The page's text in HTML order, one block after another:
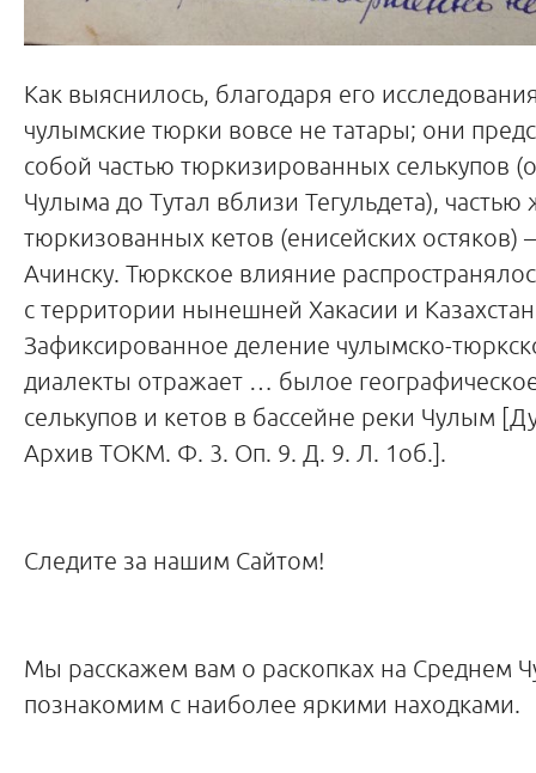
Как выяснилось, благодаря его
чулымские тюрки вовсе не татары; они
собой частью тюркизированных селькупов
Чулыма до Тутал вблизи Тегульдета), частью
тюркизованных кетов (енисейских остяков)
Ачинску. Тюркское влияние
с территории нынешней Хакасии и
Зафиксированное деление чулымско-
диалекты отражает … былое
селькупов и кетов в бассейне реки Чулым
Архив ТОКМ. Ф. 3. Оп. 9. Д. 9. Л. 1об.].
Следите за нашим Сайтом!
Мы расскажем вам о раскопках на Среднем
познакомим с наиболее яркими находками.